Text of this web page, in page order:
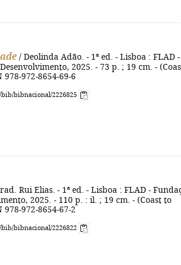
/ Deolinda Adão. - 1ª ed. - Lisboa : FLAD -
2025. - 73 p. ; 19 cm. -
972-8654-69-6
bibnacional/2226825
Rui Elias. - 1ª ed. - Lisboa : FLAD -
2025. - 110 p. : il. ; 19 cm. - (Coast to
972-8654-67-2
bibnacional/2226822